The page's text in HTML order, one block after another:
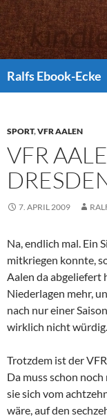
Ralfs Ebook-Ecke
SPORT,VFR AALEN
VFR
7. APRIL 2009
Na, endlich mal. Ein
mitkriegen konnte,
Aalen da abgeliefert
Niederlagen mehr,
nach nur einer
wirklich nicht würdig.
Trotzdem ist der
Da muss schon
sie sich vom
wäre, auf den